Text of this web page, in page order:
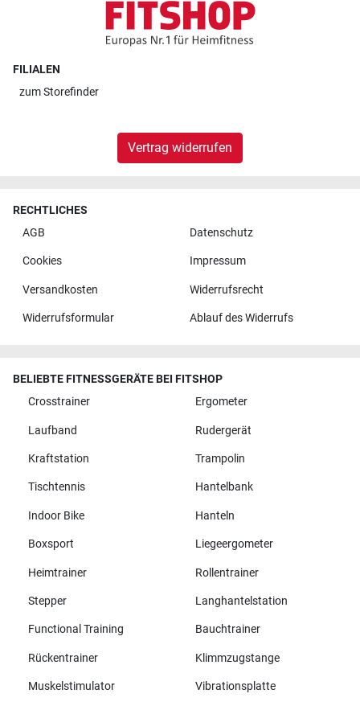
FILIALEN
zumStorefinder
Vertrag widerrufen
RECHTLICHES
AGB
Datenschutz
Cookies Impressum
Versandkosten Widerrufsrecht
Widerrufsformular Ablauf des Widerrufs
BELIEBTE FITNESSGERÄTE BEI FITSHOP
Crosstrainer
Ergometer
Laufband Rudergerät
Kraftstation Trampolin
Tischtennis Hantelbank
Indoor Bike Hanteln
Boxsport Liegeergometer
Heimtrainer Rollentrainer
Stepper Langhantelstation
Functional Training Bauchtrainer
Rückentrainer Klimmzugstange
Muskelstimulator Vibrationsplatte